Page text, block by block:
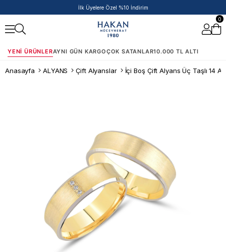
İlk Üyelere Özel %10 İndirim
0
YENI ÜRÜNLERAYNI GÜN KARGOÇOK SATANLAR10.000 TL ALTI
Anasayfa ALYANS Çift Alyanslar İçi Boş Çift Alyans Üç Taşlı 14